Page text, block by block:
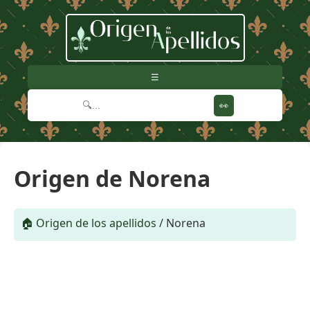
☰
👀
Origen de Norena
🏠 Origen de los apellidos / Norena